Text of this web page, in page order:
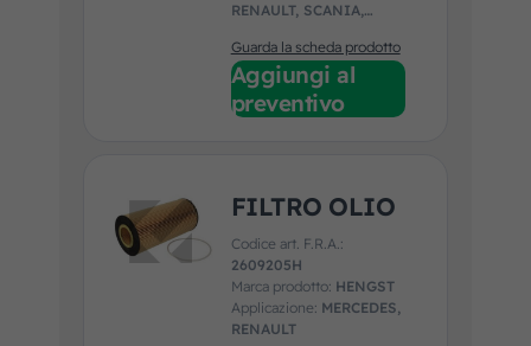
RENAULT, SCANIA,
Guarda la scheda prodotto
Aggiungi al
preventivo
FILTRO OLIO
Codice art. F.R.A.:
2609205H
Marca prodotto: HENGST
Applicazione: MERCEDES,
RENAULT